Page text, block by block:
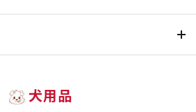
犬用品